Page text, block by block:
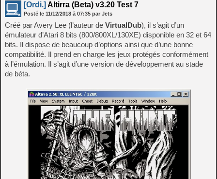
[Ordi.] Altirra (Beta) v3.20 Test 7
Posté le 11/12/2018 à 07:35 par Jets
Créé par Avery Lee (l’auteur de VirtualDub), il s’agit d’un
émulateur d’Atari 8 bits (800/800XL/130XE) disponible en 32 et 64
bits. Il dispose de beaucoup d’options ainsi que d’une bonne
compatibilité. Il prend en charge les jeux protégés conformément
à l’émulation. Il s’agit d’une version de développement au stade
de béta.